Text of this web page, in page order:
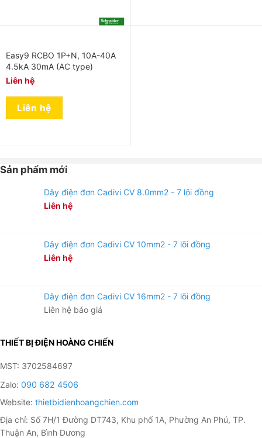
Easy9 RCBO 1P+N, 10A-40A
4.5kA 30mA (AC type)
Liên hệ
Liên hệ
Sản phẩm mới
Dây điện đơn Cadivi CV 8.0mm2 - 7 lõi đồng
Liên hệ
Dây điện đơn Cadivi CV 10mm2 - 7 lõi đồng
Liên hệ
Dây điện đơn Cadivi CV 16mm2 - 7 lõi đồng
Liên hệ báo giá
THIẾT BỊ ĐIỆN HOÀNG CHIẾN
MST: 3702584697
Zalo: 090 682 4506
Website: thietbidienhoangchien.com
Địa chỉ: Số 7H/1 Đường DT743, Khu phố 1A, Phường An Phú, TP.
Thuận An, Bình Dương